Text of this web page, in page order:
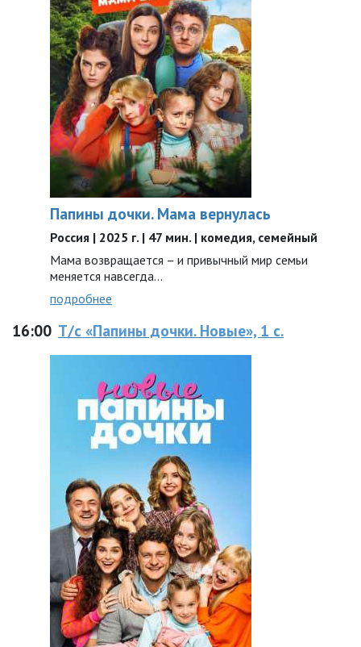
Папины дочки. Мама вернулась
Россия | 2025 г. | 47 мин. | комедия, семейный
Мама возвращается – и привычный мир семьи
меняется навсегда…
подробнее
16:00 Т/с «Папины дочки. Новые», 1 с.